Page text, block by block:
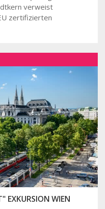
verweist
zertifizierten
EXKURSION WIEN